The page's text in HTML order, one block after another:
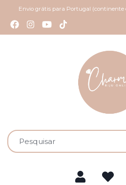
Envio grátis para Portugal